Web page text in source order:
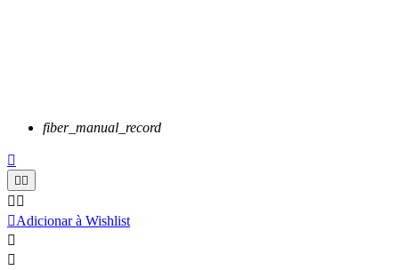
fiber_manual_record

 
 
Adicionar à Wishlist

